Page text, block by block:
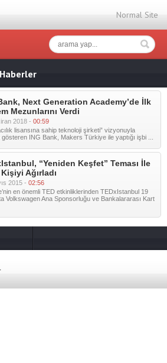
Normal Site
Next Generation Academy’de İlk
Mezunlarını Verdi
2018 - 00:59
lisansına sahip teknoloji şirketi” vizyonuyla
ING Bank, Makers Türkiye ile yaptığı işbi ...
“Yeniden Keşfet” Teması İle
Ağırladı
2015 - 02:56
en önemli TED etkinliklerinden TEDxIstanbul 19
Volkswagen Ana Sponsorluğu ve Bankalararası Kart